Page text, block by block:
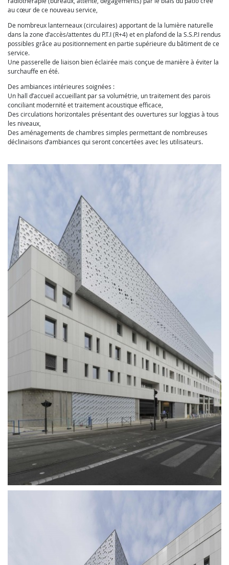
au cœur de ce nouveau service,
De nombreux lanterneaux (circulaires) apportant de la lumière naturelle
dans la zone d’accès/attentes du P.T.I (R+4) et en plafond de la S.S.P.I rendus
possibles grâce au positionnement en partie supérieure du bâtiment de ce
service.
Une passerelle de liaison bien éclairée mais conçue de manière à éviter la
surchauffe en été.
Des ambiances intérieures soignées :
Un hall d’accueil accueillant par sa volumétrie, un traitement des parois
conciliant modernité et traitement acoustique efficace,
Des circulations horizontales présentant des ouvertures sur loggias à tous
les niveaux,
Des aménagements de chambres simples permettant de nombreuses
déclinaisons d’ambiances qui seront concertées avec les utilisateurs.